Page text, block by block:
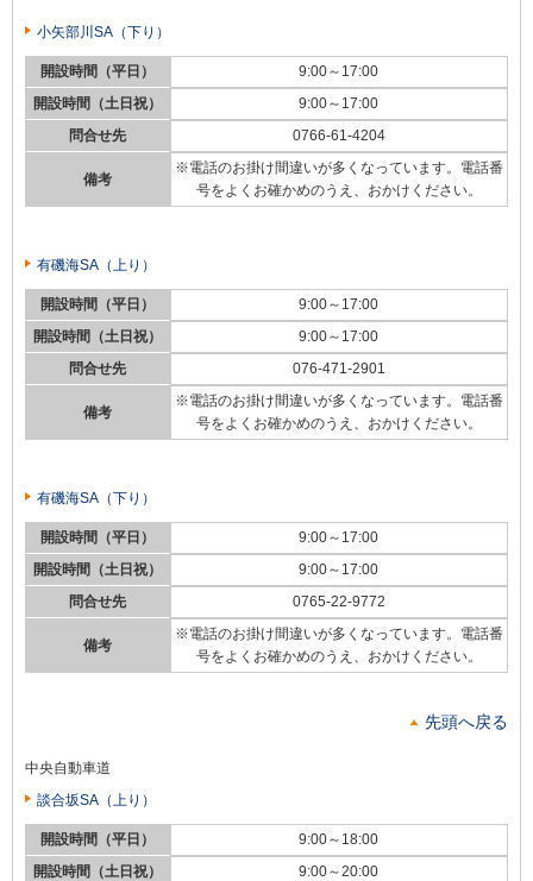
小矢部川SA（下り）
開設時間（平日）
9:00～17:00
開設時間（土日祝）
9:00～17:00
問合せ先
0766-61-4204
備考
※電話のお掛け間違いが多くなっています。電話番
号をよくお確かめのうえ、おかけください。
有磯海SA（上り）
開設時間（平日）
9:00～17:00
開設時間（土日祝）
9:00～17:00
問合せ先
076-471-2901
備考
※電話のお掛け間違いが多くなっています。電話番
号をよくお確かめのうえ、おかけください。
有磯海SA（下り）
開設時間（平日）
9:00～17:00
開設時間（土日祝）
9:00～17:00
問合せ先
0765-22-9772
備考
※電話のお掛け間違いが多くなっています。電話番
号をよくお確かめのうえ、おかけください。
先頭へ戻る
中央自動車道
談合坂SA（上り）
開設時間（平日）
9:00～18:00
開設時間（土日祝）
9:00～20:00